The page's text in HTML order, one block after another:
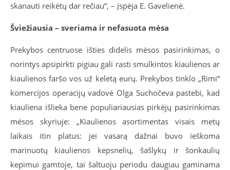
skanauti reikėtų dar rečiau“, – įspėja E. Gavelienė.
Šviežiausia – sveriama ir nefasuota mėsa
Prekybos centruose išties didelis mėsos pasirinkimas, o
norintys apsipirkti pigiau gali rasti smulkintos kiaulienos ar
kiaulienos faršo vos už keletą eurų. Prekybos tinklo „Rimi“
komercijos operacijų vadovė Olga Suchočeva pastebi, kad
kiauliena išlieka bene populiariausias pirkėjų pasirinkimas
mėsos skyriuje: „Kiaulienos asortimentas visais metų
laikais itin platus: jei vasarą dažnai buvo ieškoma
marinuotų kiaulienos kepsnelių, šašlykų ir šonkaulių
kepimui gamtoje, tai šaltuoju periodu daugiau gaminama